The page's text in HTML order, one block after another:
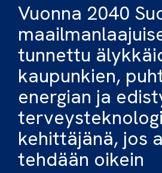
Vuonna 2040
tunnettu
kaupunkien,
energian ja
kehittäjänä, jos
tehdään oikein